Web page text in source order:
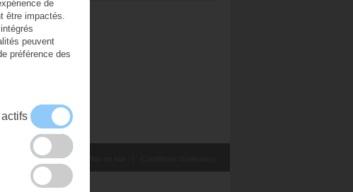
Concessionnaires
de
être impactés.
peuvent
préférence des